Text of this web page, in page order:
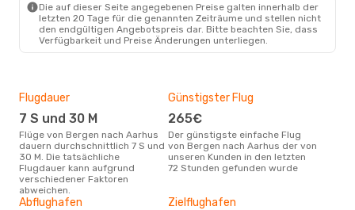
Die auf dieser Seite angegebenen Preise galten innerhalb der
letzten 20 Tage für die genannten Zeiträume und stellen nicht
den endgültigen Angebotspreis dar. Bitte beachten Sie, dass
Verfügbarkeit und Preise Änderungen unterliegen.
Flugdauer
7 S und 30 M
Flüge von Bergen nach Aarhus
dauern durchschnittlich 7 S und
30 M. Die tatsächliche
Flugdauer kann aufgrund
verschiedener Faktoren
abweichen.
Günstigster Flug
265€
Der günstigste einfache Flug
von Bergen nach Aarhus der von
unseren Kunden in den letzten
72 Stunden gefunden wurde
Abflughafen Zielflughafen